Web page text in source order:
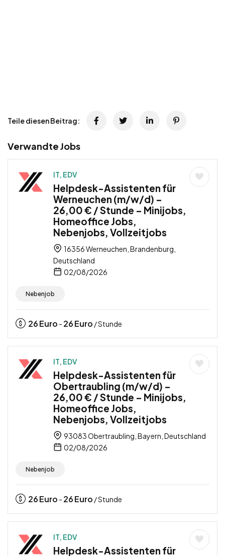
Teile diesen Beitrag:
Verwandte Jobs
IT, EDV
Helpdesk-Assistenten für
Werneuchen (m/w/d) –
26,00 € / Stunde – Minijobs,
Homeoffice Jobs,
Nebenjobs, Vollzeitjobs
16356 Werneuchen, Brandenburg,
Deutschland
02/08/2026
Nebenjob
26Euro - 26Euro / Stunde
IT, EDV
Helpdesk-Assistenten für
Obertraubling (m/w/d) –
26,00 € / Stunde – Minijobs,
Homeoffice Jobs,
Nebenjobs, Vollzeitjobs
93083 Obertraubling, Bayern, Deutschland
02/08/2026
Nebenjob
26Euro - 26Euro / Stunde
IT, EDV
Helpdesk-Assistenten für